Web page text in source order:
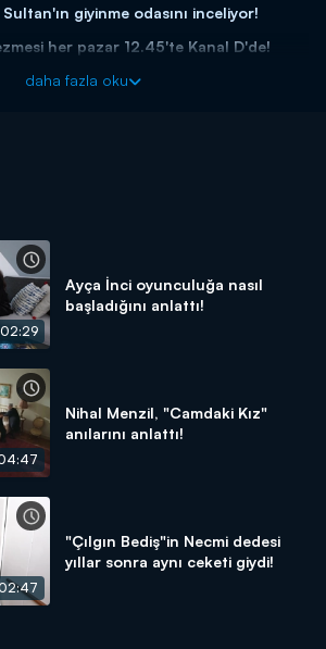
giyinme odasını inceliyor!
her pazar 12.45'te Kanal D'de!
daha fazla oku
Ayça İnci oyunculuğa nasıl
başladığını anlattı!
Nihal Menzil, "Camdaki Kız"
anılarını anlattı!
"Çılgın Bediş"in Necmi dedesi
yıllar sonra aynı ceketi giydi!